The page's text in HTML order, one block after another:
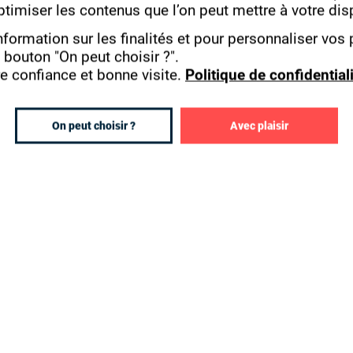
bagage de connaissances pour poursuivre
le monde professionnel.
dans le travail, ouverture culturelle,
maîtres mots de l’établissement parisien
de près de 2 000 entreprises partenaires,
de qualité afin de leur assurer la meilleure
en alternance.
les contenus que l’on peut mettre à votre
sur les finalités et pour personnaliser vos
"On peut choisir ?".
confiance et bonne visite. Politique de
On peut choisir ? Avec plaisir